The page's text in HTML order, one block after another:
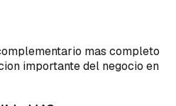
mas completo
importante del negocio en